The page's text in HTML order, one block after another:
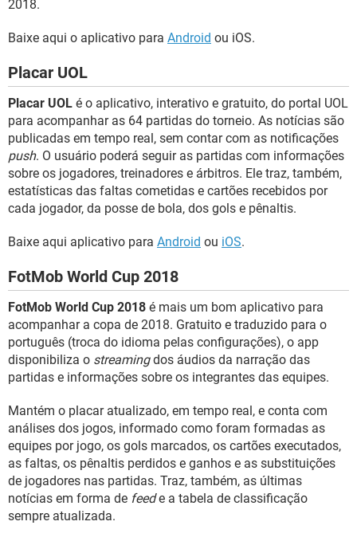
2018.
Baixe aqui o aplicativo para Android ou iOS.
Placar UOL
Placar UOL é o aplicativo, interativo e gratuito, do portal UOL
para acompanhar as 64 partidas do torneio. As notícias são
publicadas em tempo real, sem contar com as notificações
push. O usuário poderá seguir as partidas com informações
sobre os jogadores, treinadores e árbitros. Ele traz, também,
estatísticas das faltas cometidas e cartões recebidos por
cada jogador, da posse de bola, dos gols e pênaltis.
Baixe aqui aplicativo para Android ou iOS.
FotMob World Cup 2018
FotMob World Cup 2018 é mais um bom aplicativo para
acompanhar a copa de 2018. Gratuito e traduzido para o
português (troca do idioma pelas configurações), o app
disponibiliza o streamingdos áudios da narração das
partidas e informações sobre os integrantes das equipes.
Mantém o placar atualizado, em tempo real, e conta com
análises dos jogos, informado como foram formadas as
equipes por jogo, os gols marcados, os cartões executados,
as faltas, os pênaltis perdidos e ganhos e as substituições
de jogadores nas partidas. Traz, também, as últimas
notícias em forma de feede a tabela de classificação
sempre atualizada.